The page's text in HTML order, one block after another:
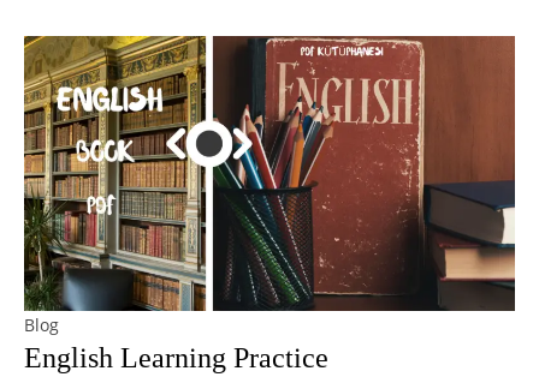
Blog
English Learning Practice